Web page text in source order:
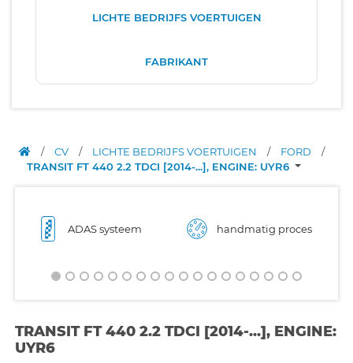
LICHTE BEDRIJFS VOERTUIGEN
FABRIKANT
/ CV / LICHTE BEDRIJFS VOERTUIGEN / FORD
/
TRANSIT FT 440 2.2 TDCI [2014-...], ENGINE: UYR6
ADAS systeem handmatig proces
TRANSIT FT 440 2.2 TDCI [2014-...], ENGINE:
UYR6